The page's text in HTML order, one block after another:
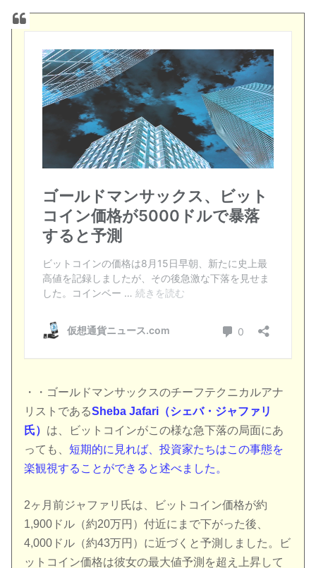
・・ゴールドマンサックスのチーフテクニカルアナ
リストであるSheba Jafari（シェバ・ジャファリ
氏） は、ビットコインがこの様な急下落の局面にあ
っても、短期的に見れば、投資家たちはこの事態を
楽観視することができると述べました。
2ヶ月前ジャファリ氏は、ビットコイン価格が約
1,900ドル（約20万円）付近にまで下がった後、
4,000ドル（約43万円）に近づくと予測しました。ビ
ットコイン価格は彼女の最大値予測を超え上昇して